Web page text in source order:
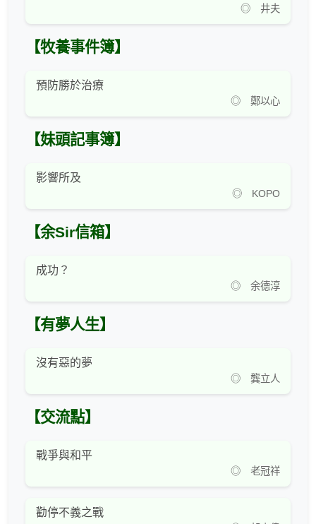
◎ 井夫
【牧養事件簿】
預防勝於治療
◎ 鄭以心
【妹頭記事簿】
影響所及
◎ KOPO
【余Sir信箱】
成功？
◎ 余德淳
【有夢人生】
沒有惡的夢
◎ 龔立人
【交流點】
戰爭與和平
◎ 老冠祥
勸停不義之戰